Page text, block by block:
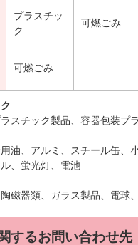
プラスチッ
ク
可燃ごみ
可燃ごみ
スチック製品、容器包装プ
油、アルミ、スチール缶、
、蛍光灯、電池
磁器類、ガラス製品、電球
するお問い合わせ先